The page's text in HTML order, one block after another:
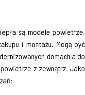
są modele powietrze,
i montażu. Mogą być
domach a do
z zewnątrz. Jako